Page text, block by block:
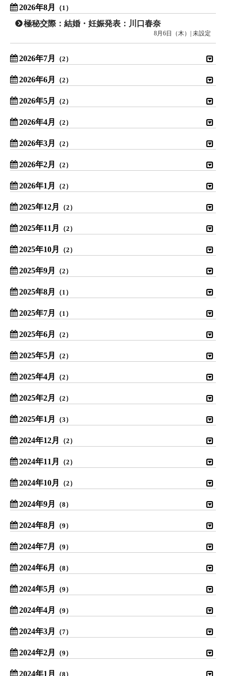
2026年8月 （1）
極秘交際：結婚・妊娠発表：川口春奈
8月6日（木）| 未設定
2026年7月 （2）
2026年6月 （2）
2026年5月 （2）
2026年4月 （2）
2026年3月 （2）
2026年2月 （2）
2026年1月 （2）
2025年12月 （2）
2025年11月 （2）
2025年10月 （2）
2025年9月 （2）
2025年8月 （1）
2025年7月 （1）
2025年6月 （2）
2025年5月 （2）
2025年4月 （2）
2025年2月 （2）
2025年1月 （3）
2024年12月 （2）
2024年11月 （2）
2024年10月 （2）
2024年9月 （8）
2024年8月 （9）
2024年7月 （9）
2024年6月 （8）
2024年5月 （9）
2024年4月 （9）
2024年3月 （7）
2024年2月 （9）
2024年1月 （8）